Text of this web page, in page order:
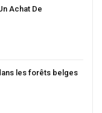
Achat De
les forêts belges